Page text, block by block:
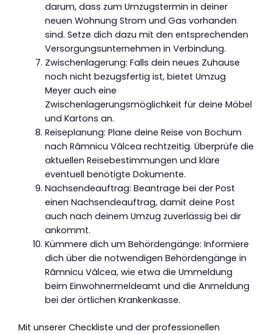
darum, dass zum Umzugstermin in deiner
neuen Wohnung Strom und Gas vorhanden
sind. Setze dich dazu mit den entsprechenden
Versorgungsunternehmen in Verbindung.
Zwischenlagerung: Falls dein neues Zuhause
noch nicht bezugsfertig ist, bietet Umzug
Meyer auch eine
Zwischenlagerungsmöglichkeit für deine Möbel
und Kartons an.
Reiseplanung: Plane deine Reise von Bochum
nach Râmnicu Vâlcea rechtzeitig. Überprüfe die
aktuellen Reisebestimmungen und kläre
eventuell benötigte Dokumente.
Nachsendeauftrag: Beantrage bei der Post
einen Nachsendeauftrag, damit deine Post
auch nach deinem Umzug zuverlässig bei dir
ankommt.
Kümmere dich um Behördengänge: Informiere
dich über die notwendigen Behördengänge in
Râmnicu Vâlcea, wie etwa die Ummeldung
beim Einwohnermeldeamt und die Anmeldung
bei der örtlichen Krankenkasse.
Mit unserer Checkliste und der professionellen